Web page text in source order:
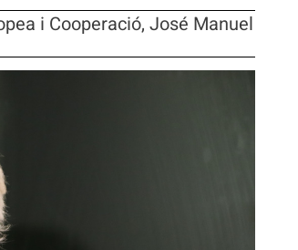
i Cooperació, José Manuel